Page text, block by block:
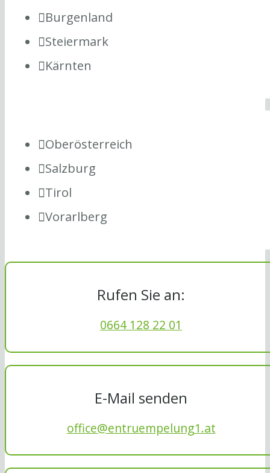
Burgenland
Steiermark
Kärnten
Oberösterreich
Salzburg
Tirol
Vorarlberg
Rufen Sie an:
0664 128 22 01
E-Mail senden
office@entruempelung1.at